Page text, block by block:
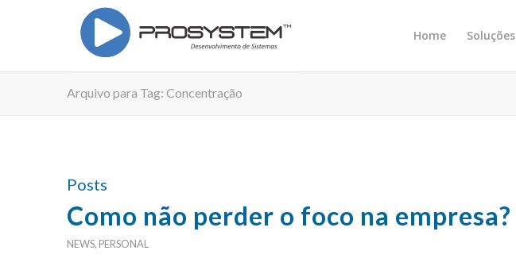
Home Soluções
Arquivo para Tag: Concentração
Posts
Como não perder o foco na empresa?
NEWS, PERSONAL